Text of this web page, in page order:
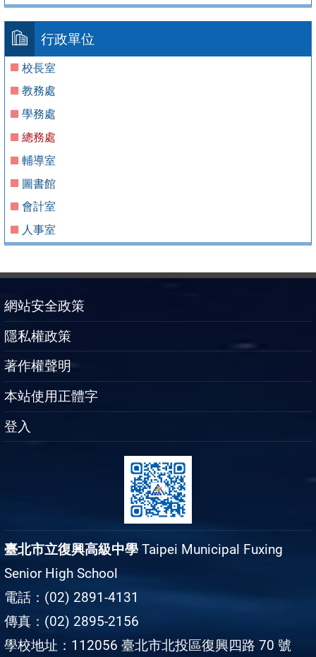
行政單位
校長室
教務處
學務處
總務處
輔導室
圖書館
會計室
人事室
網站安全政策
隱私權政策
著作權聲明
本站使用正體字
登入
臺北市立復興高級中學 Taipei Municipal Fuxing
Senior High School
電話：(02) 2891-4131
傳真：(02) 2895-2156
學校地址：112056 臺北市北投區復興四路 70 號